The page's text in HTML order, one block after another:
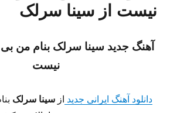
نیست از سینا سرلک
آهنگ جدید سینا سرلکبنام من
نیست
دانلود آهنگ ایرانی جدید از سینا سرلک